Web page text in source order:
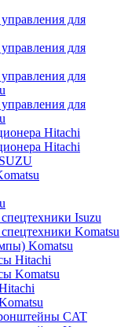
для
для
для
для
Hitachi
Hitachi
Isuzu
Komatsu
Komatsu
Hitachi
Komatsu
CAT